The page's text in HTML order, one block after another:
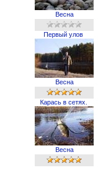
Весна
Первый улов
Весна
Карась в сетях.
Весна